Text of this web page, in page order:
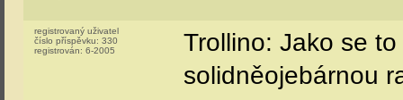
registrovaný uživatel
číslo příspěvku: 330
registrován: 6-2005
Trollino: Jako se
solidněojebárnou